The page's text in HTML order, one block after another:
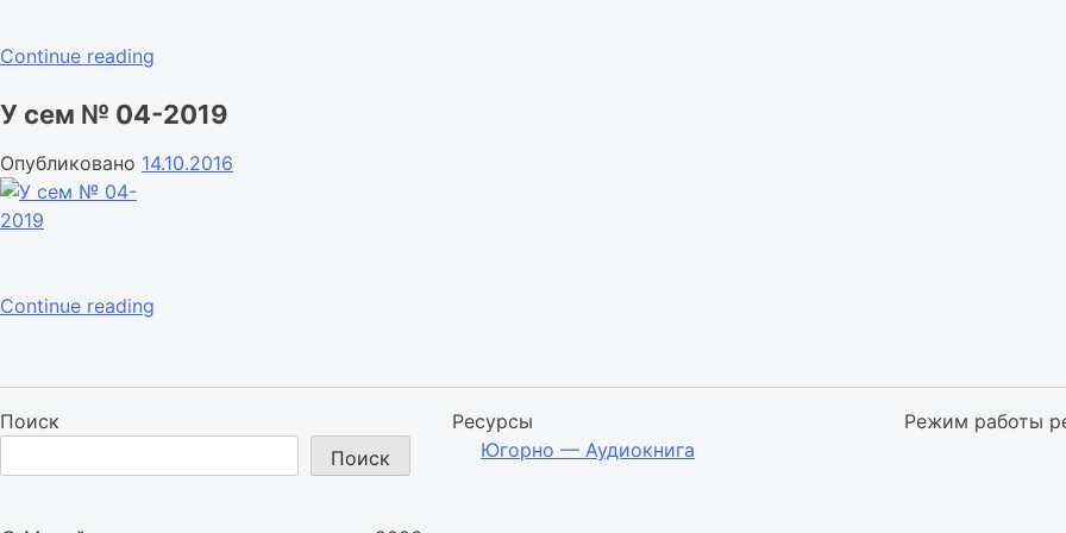
Continue reading
№
2019»
У сем № 04-2019
Опубликовано 14.10.2016
Continue reading
04-
Поиск
Поиск
Ресурсы
Югорно — Аудиокнига
Режим работы